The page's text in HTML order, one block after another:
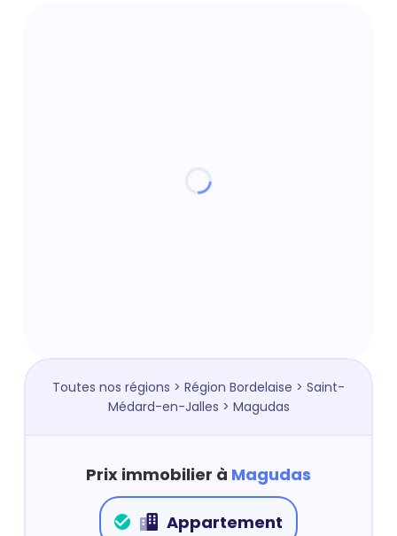
Toutes nos régions > Région Bordelaise > Saint-
Médard-en-Jalles > Magudas
Prix immobilier à Magudas
Appartement